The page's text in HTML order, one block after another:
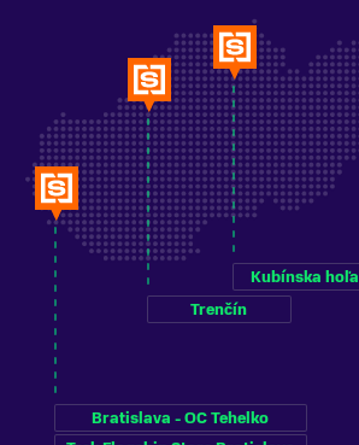
Bratislava - OC Tehelko
Trenčín
Kubínska hoľa